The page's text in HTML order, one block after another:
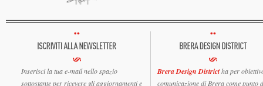
Inserisci la tua e-mail nello spazio
sottostante per ricevere gli aggiornamenti e
Brera Design Districtha per
comunicazione di Brera come punto